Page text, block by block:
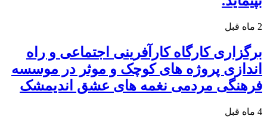
2 ماه قبل
برگزاری کارگاه کارآفرینی اجتماعی و راه
اندازی پروژه های کوچک و موثر در موسسه
فرهنگی مردمی نغمه های عشق اندیمشک
4 ماه قبل